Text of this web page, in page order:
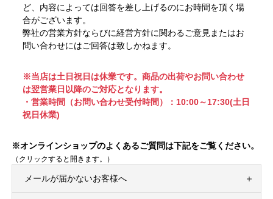
ど、内容によっては回答を差し上げるのにお時間を頂く場
合がございます。
弊社の営業方針ならびに経営方針に関わるご意見またはお
問い合わせにはご回答は致しかねます。
※当店は土日祝日は休業です。商品の出荷やお問い合わせ
は翌営業日以降のご対応となります。
・営業時間（お問い合わせ受付時間）：10:00～17:30(土日
祝日休業)
※オンラインショップのよくあるご質問は下記をご覧ください。
（クリックすると開きます。）
メールが届かないお客様へ